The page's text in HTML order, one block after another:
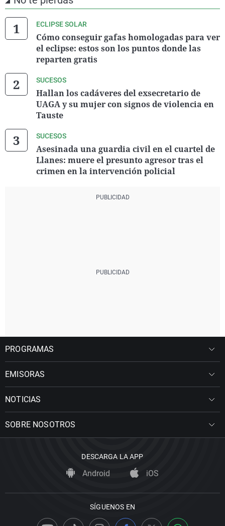
ECLIPSE SOLAR
Cómo conseguir gafas homologadas para ver
el eclipse: estos son los puntos donde las
reparten gratis
SUCESOS
Hallan los cadáveres del exsecretario de
UAGA y su mujer con signos de violencia en
Tauste
SUCESOS
Asesinada una guardia civil en el cuartel de
Llanes: muere el presunto agresor tras el
crimen en la intervención policial
PROGRAMAS
EMISORAS
NOTICIAS
SOBRE NOSOTROS
DESCARGA LA APP
Android iOS
SÍGUENOS EN